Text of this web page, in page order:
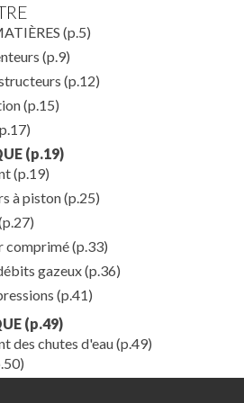
(p.5)
(p.9)
(p.12)
(p.15)
(p.19)
(p.19)
à piston(p.25)
comprimé(p.33)
gazeux(p.36)
(p.41)
(p.49)
des chutes d'eau(p.49)